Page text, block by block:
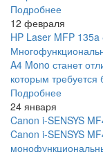
Подробнее
12 февраля
HP Laser MFP
A4 Mono станет
которым требуется
Подробнее
24 января
Canon i-SENSYS
Canon i-SENSYS